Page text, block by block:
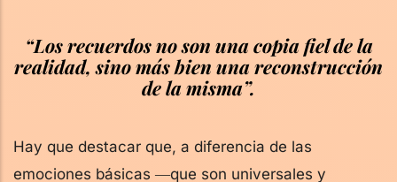
“Los recuerdos no son una copia fiel de la
realidad, sino más bien una reconstrucción
de la misma”.
Hay que destacar que, a diferencia de las
emociones básicas ―que son universales y